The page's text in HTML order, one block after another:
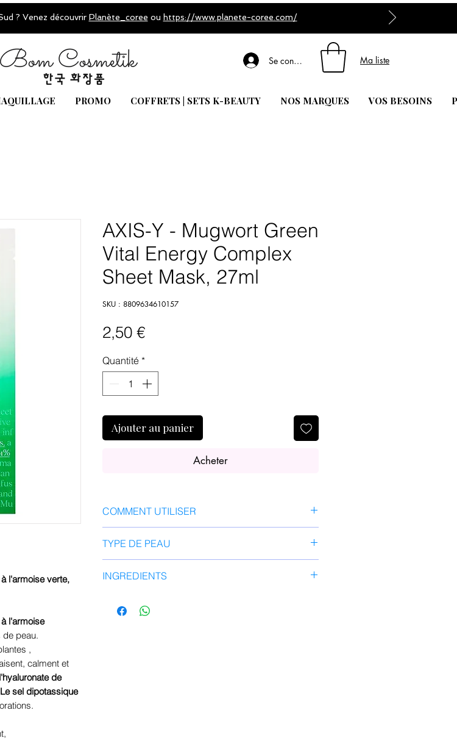
? Venez découvrir Planète_coree ou https://www.planete-coree.com/
Se connecter Ma liste
PROMO COFFRETS | SETS K-BEAUTY NOS MARQUES VOS BESOINS
l'armoise verte,
l'armoise
peau.
,
calment et
l'hyaluronate de
Le sel dipotassique
AXIS-Y - Mugwort Green
Vital Energy Complex
Sheet Mask, 27ml
SKU : 8809634610157
2,50 €Prix
Quantité *
Ajouter au panier
Acheter
COMMENT UTILISER
laissez agir 15 à 20 minutes. Une fois le temps
écoulé, retirez-le et tapotez pour faire pénétrer
l'essence restante.
TYPE DE PEAU
INGREDIENTS
Glycol , Glycérine , 1,2-Hexanediol , Butylène